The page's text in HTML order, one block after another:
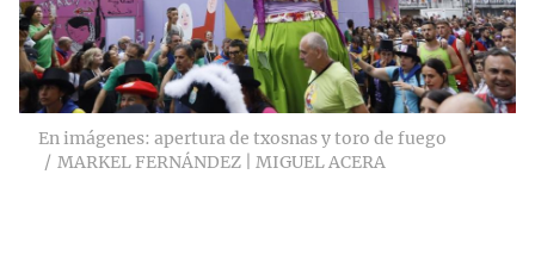
En imágenes: apertura de txosnas y toro de fuego
MARKEL FERNÁNDEZ | MIGUEL ACERA